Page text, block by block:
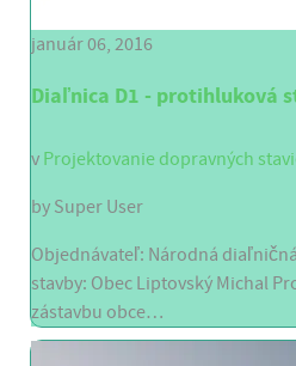
január 06, 2016
Diaľnica D1 - protihluková
v Projektovanie dopravných
by Super User
Objednávateľ: Národná
stavby: Obec Liptovský Michal
zástavbu obce…